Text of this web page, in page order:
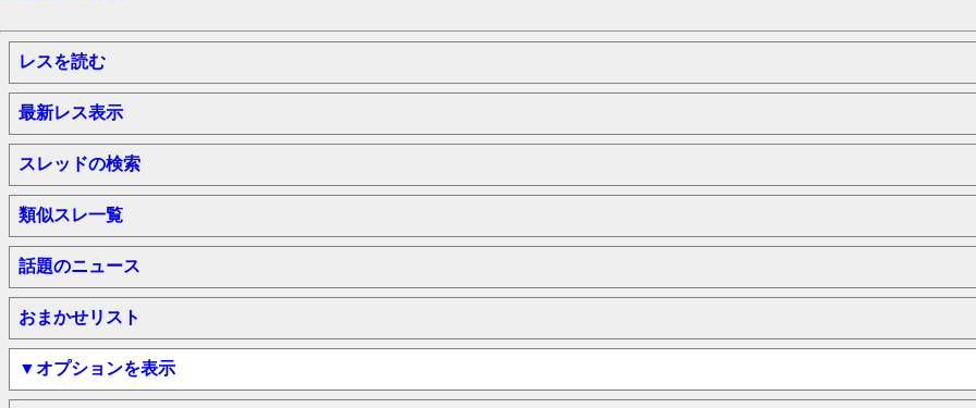
レスを読む
最新レス表示
スレッドの検索
類似スレ一覧
話題のニュース
おまかせリスト
▼オプションを表示